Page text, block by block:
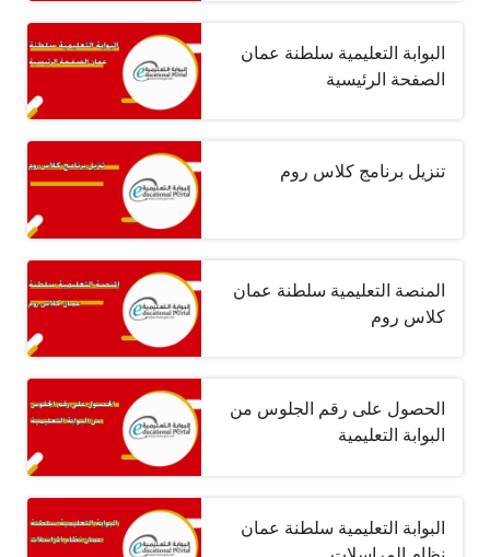
البوابة التعليمية سلطنة عمان
الصفحة الرئيسية
تنزيل برنامج كلاس روم
المنصة التعليمية سلطنة عمان
كلاس روم
الحصول على رقم الجلوس من
البوابة التعليمية
البوابة التعليمية سلطنة عمان